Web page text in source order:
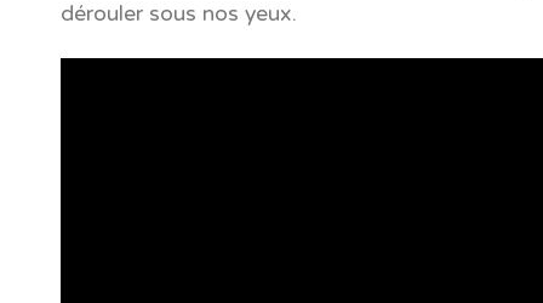
dérouler sous nos yeux.